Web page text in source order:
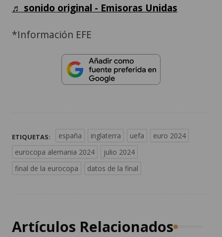
♬ sonido original - Emisoras Unidas
*Información EFE
ETIQUETAS: españa inglaterra uefa
euro 2024
eurocopa alemania 2024
julio 2024
final de la eurocopa
datos de la final
Artículos Relacionados